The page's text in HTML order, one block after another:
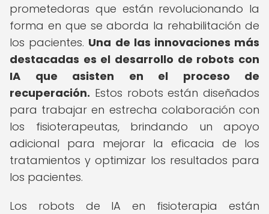
prometedoras que están revolucionando la
forma en que se aborda la rehabilitación de
los pacientes. Una de las innovaciones más
destacadas es el desarrollo de robots con
IA que asisten en el proceso de
recuperación. Estos robots están diseñados
para trabajar en estrecha colaboración con
los fisioterapeutas, brindando un apoyo
adicional para mejorar la eficacia de los
tratamientos y optimizar los resultados para
los pacientes.
Los robots de IA en fisioterapia están